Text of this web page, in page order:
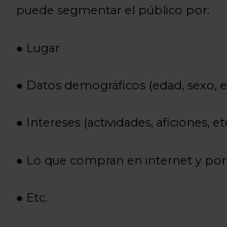
puede segmentar el público por:
● Lugar
● Datos demográficos (edad, sexo,
● Intereses (actividades, aficiones,
● Lo que compran en internet y
● Etc.